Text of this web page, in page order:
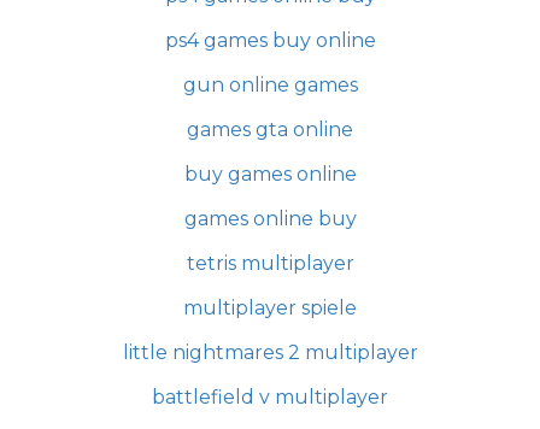
ps4 games buy online
gun online games
games gta online
buy games online
games online buy
tetris multiplayer
multiplayer spiele
little nightmares 2 multiplayer
battlefield v multiplayer